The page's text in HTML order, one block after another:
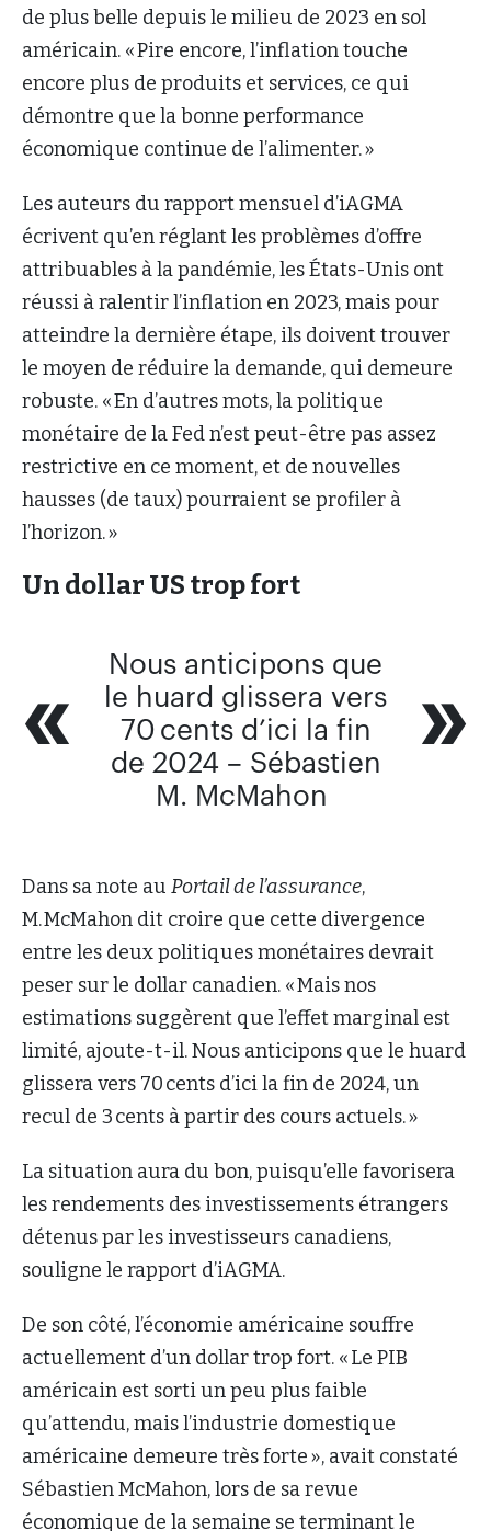
de plus belle depuis le milieu de 2023 en sol
américain. « Pire encore, l’inflation touche
encore plus de produits et services, ce qui
démontre que la bonne performance
économique continue de l’alimenter. »
Les auteurs du rapport mensuel d’iAGMA
écrivent qu’en réglant les problèmes d’offre
attribuables à la pandémie, les États-Unis ont
réussi à ralentir l’inflation en 2023, mais pour
atteindre la dernière étape, ils doivent trouver
le moyen de réduire la demande, qui demeure
robuste. « En d’autres mots, la politique
monétaire de la Fed n’est peut-être pas assez
restrictive en ce moment, et de nouvelles
hausses (de taux) pourraient se profiler à
l’horizon. »
Un dollar US trop fort
Nous anticipons que
le huard glissera vers
70 cents d’ici la fin
de 2024 – Sébastien
M. McMahon
Dans sa note au Portail de l’assurance,
M. McMahon dit croire que cette divergence
entre les deux politiques monétaires devrait
peser sur le dollar canadien. « Mais nos
estimations suggèrent que l’effet marginal est
limité, ajoute-t-il. Nous anticipons que le huard
glissera vers 70 cents d’ici la fin de 2024, un
recul de 3 cents à partir des cours actuels. »
La situation aura du bon, puisqu’elle favorisera
les rendements des investissements étrangers
détenus par les investisseurs canadiens,
souligne le rapport d’iAGMA.
De son côté, l’économie américaine souffre
actuellement d’un dollar trop fort. « Le PIB
américain est sorti un peu plus faible
qu’attendu, mais l’industrie domestique
américaine demeure très forte », avait constaté
Sébastien McMahon, lors de sa revue
économique de la semaine se terminant le